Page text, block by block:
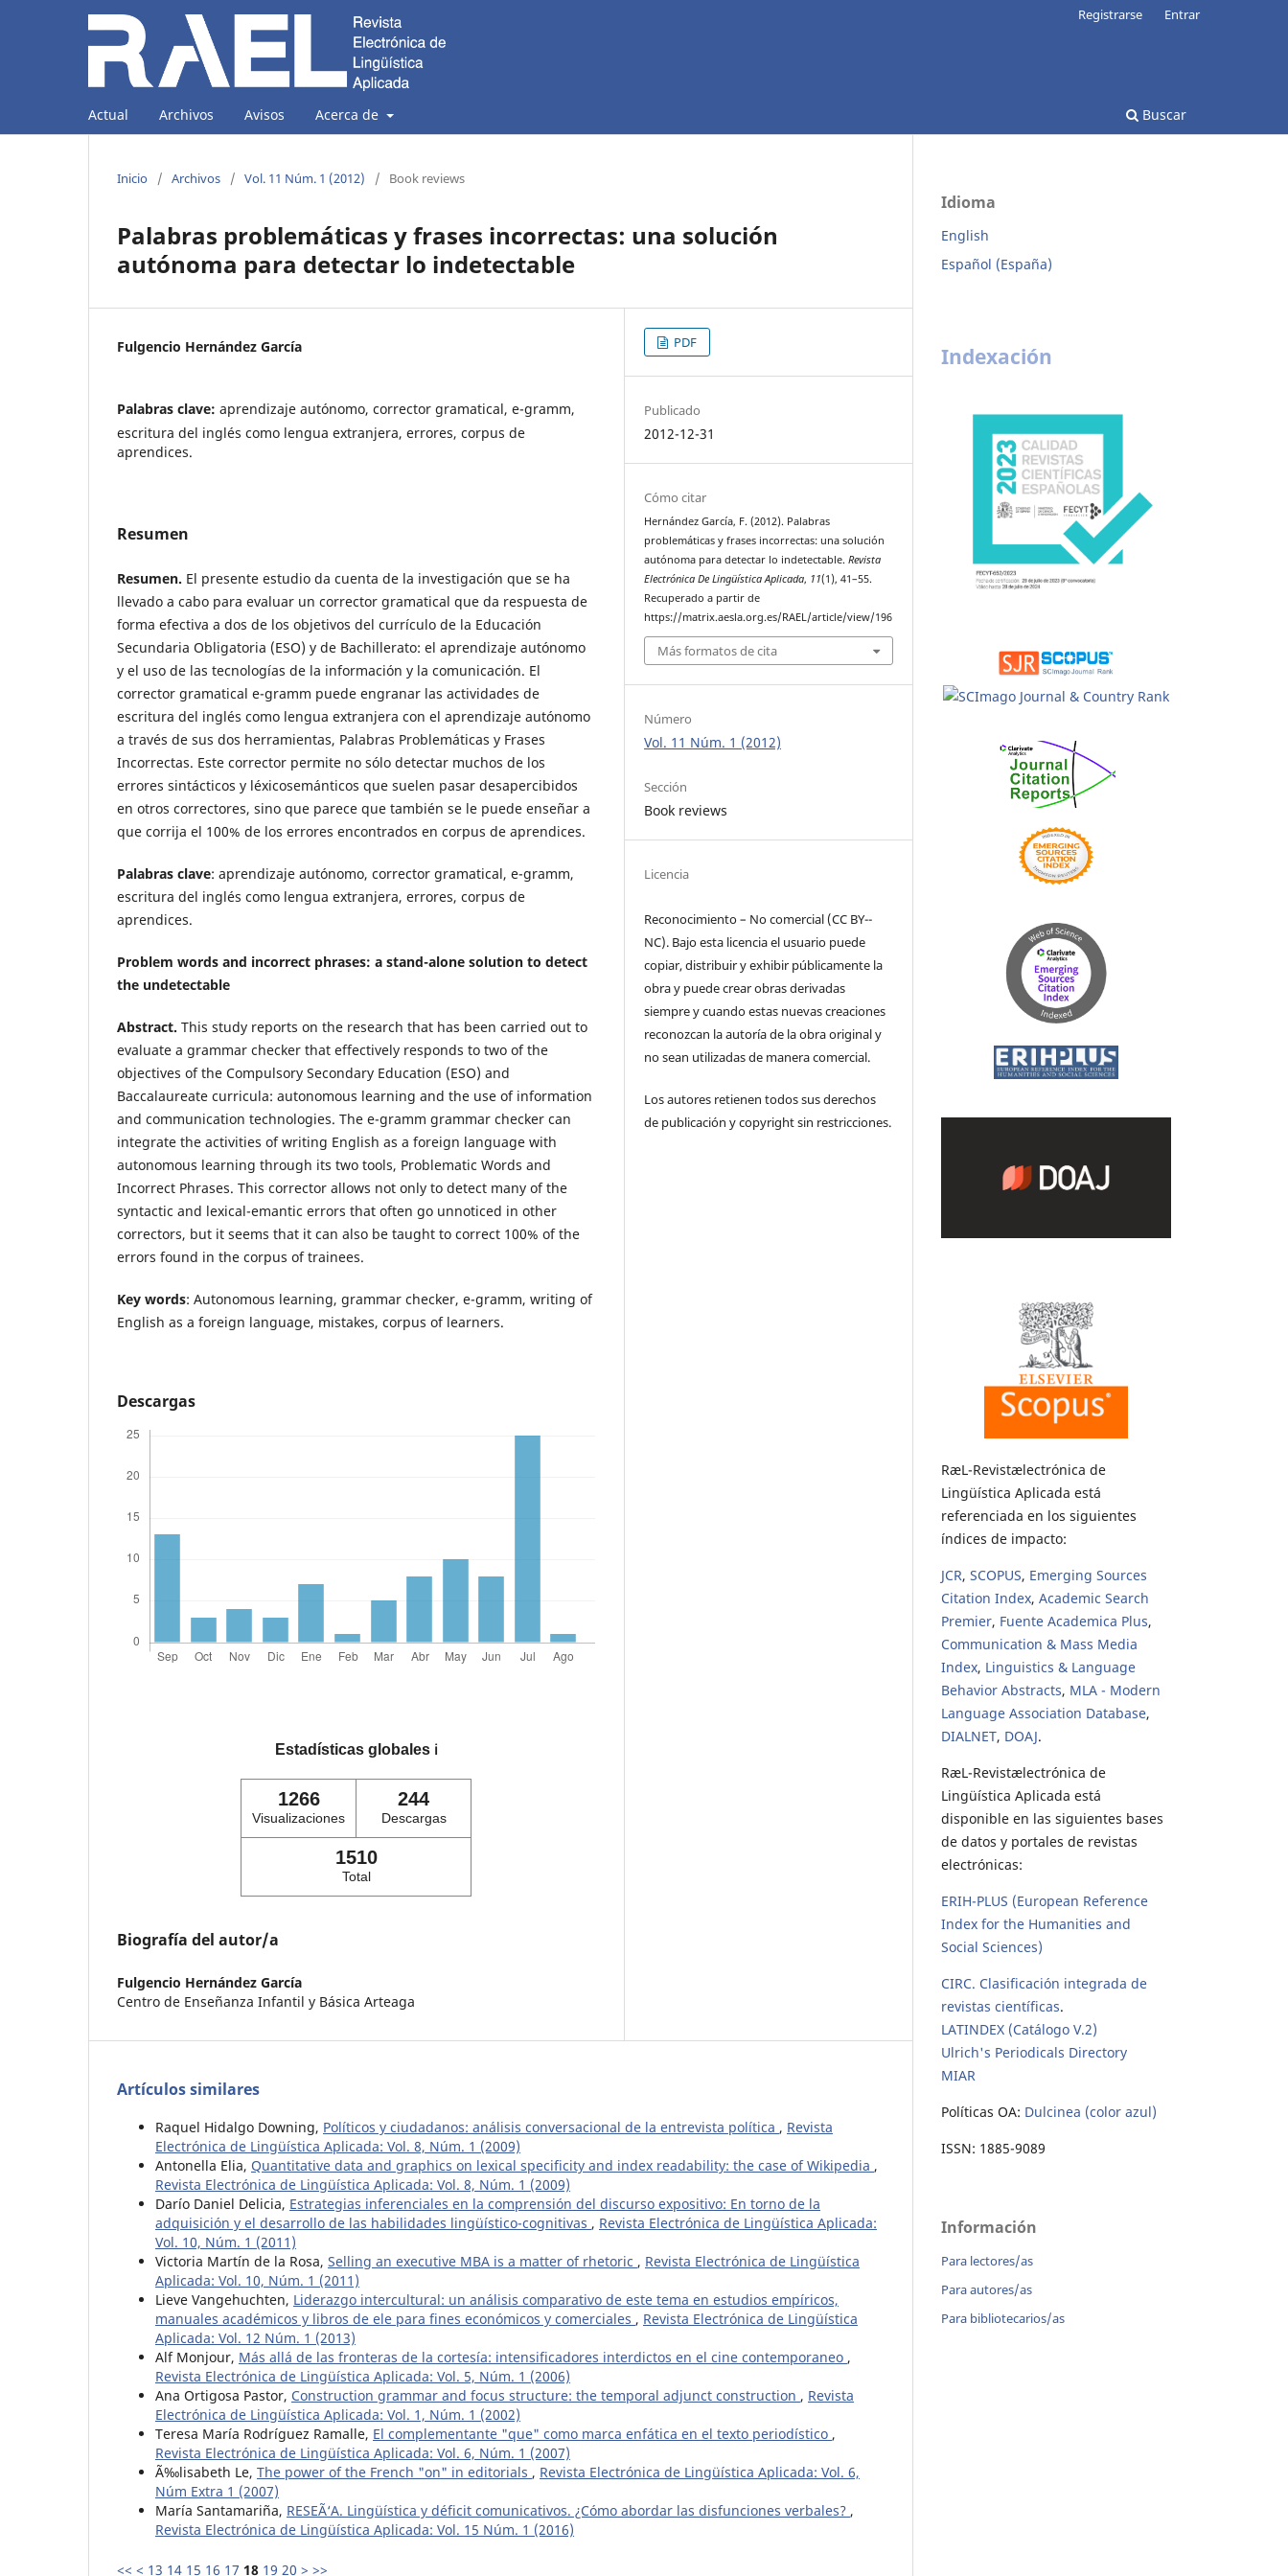
Actual Archivos Avisos Acerca de Buscar
Registrarse Entrar
Inicio / Archivos / Vol. 11 Núm. 1 (2012) / Book reviews
Palabras problemáticas y frases incorrectas: una solución
autónoma para detectar lo indetectable
Fulgencio Hernández García
Palabras clave: aprendizaje autónomo, corrector gramatical, e-gramm,
escritura del inglés como lengua extranjera, errores, corpus de
aprendices.
Resumen
Resumen. El presente estudio da cuenta de la investigación que se ha
llevado a cabo para evaluar un corrector gramatical que da respuesta de
forma efectiva a dos de los objetivos del currículo de la Educación
Secundaria Obligatoria (ESO) y de Bachillerato: el aprendizaje autónomo
y el uso de las tecnologías de la información y la comunicación. El
corrector gramatical e-gramm puede engranar las actividades de
escritura del inglés como lengua extranjera con el aprendizaje autónomo
a través de sus dos herramientas, Palabras Problemáticas y Frases
Incorrectas. Este corrector permite no sólo detectar muchos de los
errores sintácticos y léxicosemánticos que suelen pasar desapercibidos
en otros correctores, sino que parece que también se le puede enseñar a
que corrija el 100% de los errores encontrados en corpus de aprendices.
Palabras clave: aprendizaje autónomo, corrector gramatical, e-gramm,
escritura del inglés como lengua extranjera, errores, corpus de
aprendices.
Problem words and incorrect phrases: a stand-alone solution to detect
the undetectable
Abstract. This study reports on the research that has been carried out to
evaluate a grammar checker that effectively responds to two of the
objectives of the Compulsory Secondary Education (ESO) and
Baccalaureate curricula: autonomous learning and the use of information
and communication technologies. The e-gramm grammar checker can
integrate the activities of writing English as a foreign language with
autonomous learning through its two tools, Problematic Words and
Incorrect Phrases. This corrector allows not only to detect many of the
syntactic and lexical-emantic errors that often go unnoticed in other
correctors, but it seems that it can also be taught to correct 100% of the
errors found in the corpus of trainees.
Key words: Autonomous learning, grammar checker, e-gramm, writing of
English as a foreign language, mistakes, corpus of learners.
Descargas
Estadísticas globales ℹ️
1266
Visualizaciones
244
Descargas
1510
Total
Biografía del autor/a
Fulgencio Hernández García
Centro de Enseñanza Infantil y Básica Arteaga
PDF
Publicado
2012-12-31
Cómo citar
Hernández García, F. (2012). Palabras
problemáticas y frases incorrectas: una solución
autónoma para detectar lo indetectable.Revista
Electrónica De Lingüística Aplicada, 11(1), 41–55.
Recuperado a partir de
https://matrix.aesla.org.es/RAEL/article/view/196
Más formatos de cita
Número
Vol. 11 Núm. 1 (2012)
Sección
Book reviews
Licencia
Reconocimiento – No comercial (CC BY-­
NC). Bajo esta licencia el usuario puede
copiar, distribuir y exhibir públicamente la
obra y puede crear obras derivadas
siempre y cuando estas nuevas creaciones
reconozcan la autoría de la obra original y
no sean utilizadas de manera comercial.
Los autores retienen todos sus derechos
de publicación y copyright sin restricciones.
Artículos similares
Raquel Hidalgo Downing, Políticos y ciudadanos: análisis conversacional de la entrevista política , Revista
Electrónica de Lingüística Aplicada: Vol. 8, Núm. 1 (2009)
Antonella Elia, Quantitative data and graphics on lexical specificity and index readability: the case of Wikipedia ,
Revista Electrónica de Lingüística Aplicada: Vol. 8, Núm. 1 (2009)
Darío Daniel Delicia, Estrategias inferenciales en la comprensión del discurso expositivo: En torno de la
adquisición y el desarrollo de las habilidades lingüístico-cognitivas , Revista Electrónica de Lingüística Aplicada:
Vol. 10, Núm. 1 (2011)
Victoria Martín de la Rosa, Selling an executive MBA is a matter of rhetoric , Revista Electrónica de Lingüística
Aplicada: Vol. 10, Núm. 1 (2011)
Lieve Vangehuchten, Liderazgo intercultural: un análisis comparativo de este tema en estudios empíricos,
manuales académicos y libros de ele para fines económicos y comerciales , Revista Electrónica de Lingüística
Aplicada: Vol. 12 Núm. 1 (2013)
Alf Monjour, Más allá de las fronteras de la cortesía: intensificadores interdictos en el cine contemporaneo ,
Revista Electrónica de Lingüística Aplicada: Vol. 5, Núm. 1 (2006)
Ana Ortigosa Pastor, Construction grammar and focus structure: the temporal adjunct construction , Revista
Electrónica de Lingüística Aplicada: Vol. 1, Núm. 1 (2002)
Teresa María Rodríguez Ramalle, El complementante "que" como marca enfática en el texto periodístico ,
Revista Electrónica de Lingüística Aplicada: Vol. 6, Núm. 1 (2007)
Ã‰lisabeth Le, The power of the French "on" in editorials , Revista Electrónica de Lingüística Aplicada: Vol. 6,
Núm Extra 1 (2007)
María Santamariña, RESEÃ‘A. Lingüística y déficit comunicativos. ¿Cómo abordar las disfunciones verbales? ,
Revista Electrónica de Lingüística Aplicada: Vol. 15 Núm. 1 (2016)
<< < 13 14 15 16 17 18 19 20 > >>
Idioma
English
Español (España)
Indexación
RæL-Revistælectrónica de
Lingüística Aplicada está
referenciada en los siguientes
índices de impacto:
JCR, SCOPUS, Emerging Sources
Citation Index, Academic Search
Premier, Fuente Academica Plus,
Communication & Mass Media
Index, Linguistics & Language
Behavior Abstracts, MLA - Modern
Language Association Database,
DIALNET, DOAJ.
RæL-Revistælectrónica de
Lingüística Aplicada está
disponible en las siguientes bases
de datos y portales de revistas
electrónicas:
ERIH-PLUS (European Reference
Index for the Humanities and
Social Sciences)
CIRC. Clasificación integrada de
revistas científicas.
LATINDEX (Catálogo V.2)
Ulrich's Periodicals Directory
MIAR
Políticas OA: Dulcinea (color azul)
ISSN: 1885-9089
Información
Para lectores/as
Para autores/as
Para bibliotecarios/as